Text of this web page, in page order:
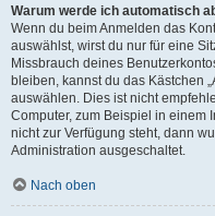
Warum werde ich automatisch
Wenn du beim Anmelden das
auswählst, wirst du nur für eine
Missbrauch deines
bleiben, kannst du das Kästchen
auswählen. Dies ist nicht
Computer, zum Beispiel in einem
nicht zur Verfügung steht, dann
Administration ausgeschaltet.
Nach oben